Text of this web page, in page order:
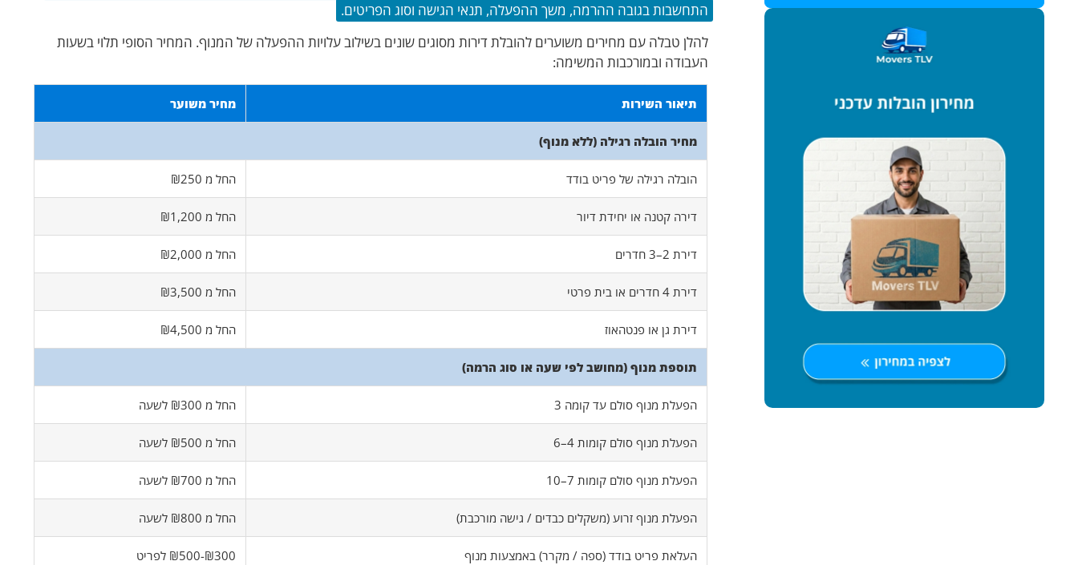
התחשבות בגובה ההרמה, משך ההפעלה, תנאי הגישה וסוג הפריטים.
להלן טבלה עם מחירים משוערים להובלת דירות מסוגים שונים בשילוב עלויות ההפעלה של המנוף. המחיר הסופי תלוי בשעות
העבודה ובמורכבות המשימה:
תיאור השירות מחיר משוער
מחיר הובלה רגילה (ללא מנוף)
הובלה רגילה של פריט בודד החל מ ₪250
דירה קטנה או יחידת דיור החל מ ₪1,200
דירת 2–3 חדרים החל מ ₪2,000
דירת 4 חדרים או בית פרטי החל מ ₪3,500
דירת גן או פנטהאוז החל מ ₪4,500
תוספת מנוף (מחושב לפי שעה או סוג הרמה)
הפעלת מנוף סולם עד קומה 3 החל מ ₪300 לשעה
הפעלת מנוף סולם קומות 4–6 החל מ ₪500 לשעה
הפעלת מנוף סולם קומות 7–10 החל מ ₪700 לשעה
הפעלת מנוף זרוע (משקלים כבדים / גישה מורכבת) החל מ ₪800 לשעה
העלאת פריט בודד (ספה / מקרר) באמצעות מנוף ₪300-₪500 לפריט